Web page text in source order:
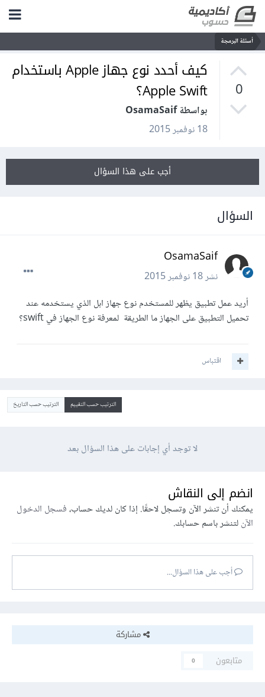
أسئلة البرمجة
0
كيف أحدد نوع جهاز Apple باستخدام
Apple Swift؟
بواسطة OsamaSaif
18 نوفمبر 2015
أجب على هذا السؤال
السؤال
OsamaSaif
نشر18 نوفمبر 2015
أريد عمل تطبيق يظهر للمستخدم نوع جهاز ابل الذي يستخدمه عند
تحميل التطبيق على الجهاز ما الطريقة لمعرفة نوع الجهاز في swift؟
اقتباس
الترتيب حسب التقييم الترتيب حسب التاريخ
لا توجد أي إجابات على هذا السؤال بعد
انضم إلى النقاش
يمكنك أن تنشر الآن وتسجل لاحقًا. إذا كان لديك حساب،فسجل الدخول
الآنلتنشر باسم حسابك.
أجب على هذا السؤال...
مشاركة
متابعون
0